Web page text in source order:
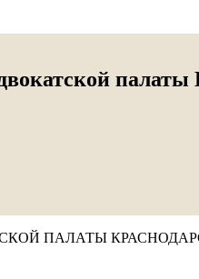
палаты
ПАЛАТЫ